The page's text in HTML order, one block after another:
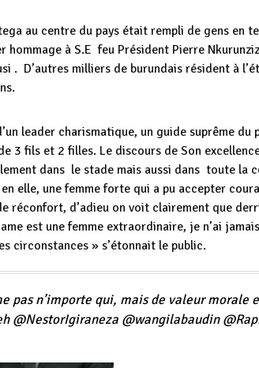
au centre du pays était rempli de gens en
à S.E feu Président Pierre
. D’autres milliers de burundais résident à
leader charismatique, un guide suprême du
3 fils et 2 filles. Le discours de Son
dans le stade mais aussi dans toute la
elle, une femme forte qui a pu accepter
réconfort, d’adieu on voit clairement que
est une femme extraordinaire, je n’ai
circonstances » s’étonnait le public.
pas n’importe qui, mais de valeur morale
@NestorIgiraneza @wangilabaudin @